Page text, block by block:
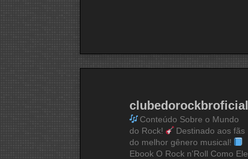
clubedorockbroficial
Conteúdo Sobre o Mundo
do Rock!
Destinado aos fãs
do melhor gênero musical!
Ebook O Rock n'Roll Como Ele